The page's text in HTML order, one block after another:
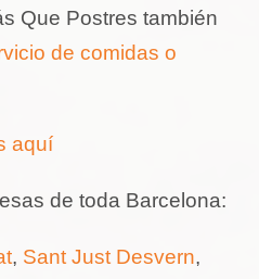
Que Postres también
de comidas o
aquí
de toda Barcelona:
, Sant Just Desvern,